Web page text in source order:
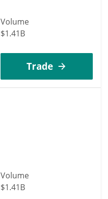
Volume
$1.41B
Trade
Volume
$1.41B